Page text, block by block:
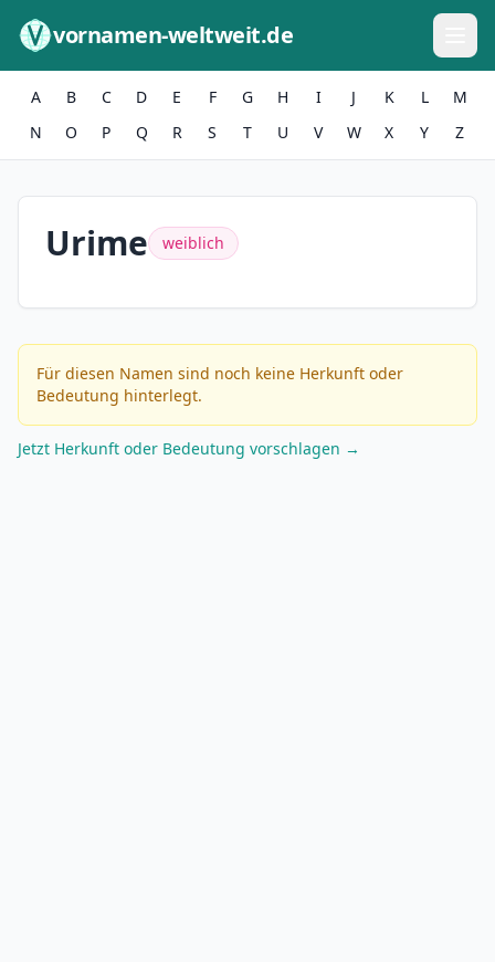
vornamen-weltweit.de
A B C D E F G H I J K L
M
N
O P Q R S T U V W X Y Z
Urime weiblich
Für diesen Namen sind noch keine Herkunft oder
Bedeutung hinterlegt.
Jetzt Herkunft oder Bedeutung vorschlagen →